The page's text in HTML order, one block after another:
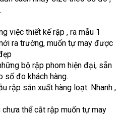
việc thiết kế rập , ra mẫu 1
ra trường, muốn tự may được
bộ rập phom hiện đại, sẵn
số đo khách hàng.
rập sản xuất hàng loạt. Nhanh ,
thể cắt rập muốn tự may